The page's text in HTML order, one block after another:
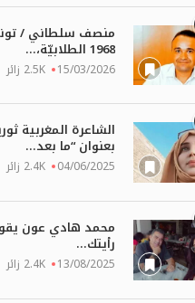
منصف سلطاني /
1968 الطلابيّة،...
15/03/2026 2.5K زائر
الشاعرة المغربية
بعنوان “ما بعد...
04/06/2025 2.4K زائر
محمد هادي عون
رأيتك...
13/08/2025 2.4K زائر